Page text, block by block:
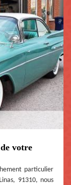
votre
particulier
91310, nous